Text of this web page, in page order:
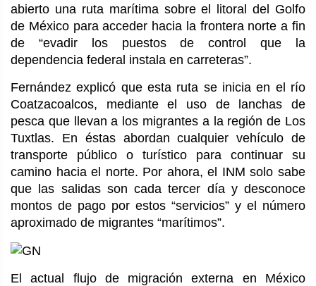
abierto una ruta marítima sobre el litoral del Golfo
de México para acceder hacia la frontera norte a fin
de “evadir los puestos de control que la
dependencia federal instala en carreteras”.
Fernández explicó que esta ruta se inicia en el río
Coatzacoalcos, mediante el uso de lanchas de
pesca que llevan a los migrantes a la región de Los
Tuxtlas. En éstas abordan cualquier vehículo de
transporte público o turístico para continuar su
camino hacia el norte. Por ahora, el INM solo sabe
que las salidas son cada tercer día y desconoce
montos de pago por estos “servicios” y el número
aproximado de migrantes “marítimos”.
El actual flujo de migración externa en México